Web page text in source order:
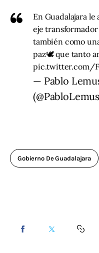
En Guadalajara
eje
también como
paz🕊 que tanto
pic.twitter.com/
— Pablo
Gobierno De Guadalajara